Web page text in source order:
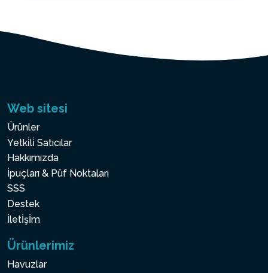
Web sitesi
Ürünler
Yetki̇li̇ Satıcılar
Hakkımızda
İpuçları & Püf Noktaları
SSS
Destek
İletİşİm
Ürünlerimiz
Havuzlar